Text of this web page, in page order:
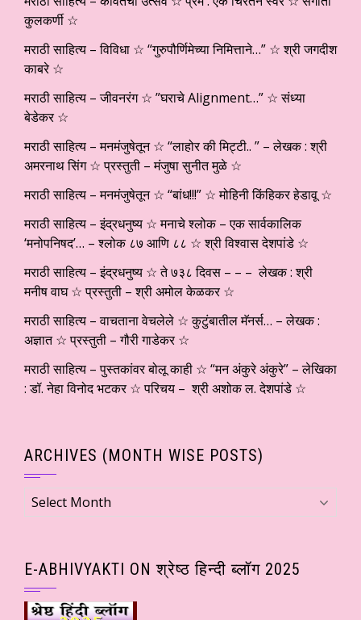
कुलकर्णी ☆
मराठी साहित्य – विविधा ☆ “गुरुपौर्णिमेच्या निमित्ताने…” ☆ श्री जगदीश
काबरे ☆
मराठी साहित्य – जीवनरंग ☆ ”घराचे Alignment…” ☆ संध्या
बेडेकर ☆
मराठी साहित्य – मनमंजुषेतून ☆ “लाहोर की मिट्टी.. ” – लेखक : श्री
अमरनाथ सिंग ☆ प्रस्तुती – मंजुषा सुनीत मुळे ☆
मराठी साहित्य – मनमंजुषेतून ☆ “बांध!!!” ☆ मोहिनी किंहिकर हेडावू ☆
मराठी साहित्य – इंद्रधनुष्य ☆ मनाचे श्लोक – एक सार्वकालिक
‘मनोपनिषद’… – श्लोक ८७ आणि ८८ ☆ श्री विश्वास देशपांडे ☆
मराठी साहित्य – इंद्रधनुष्य ☆ ते ७३८ दिवस – – – लेखक : श्री
मनीष वाघ ☆ प्रस्तुती – श्री अमोल केळकर ☆
मराठी साहित्य – वाचताना वेचलेले ☆ कुटुंबातील मॅनर्स… – लेखक :
अज्ञात ☆ प्रस्तुती – गौरी गाडेकर ☆
मराठी साहित्य – पुस्तकांवर बोलू काही ☆ “मन अंकुरे अंकुरे” – लेखिका
: डॉ. नेहा विनोद भटकर ☆ परिचय – श्री अशोक ल. देशपांडे ☆
ARCHIVES (MONTH WISE POSTS)
Archives
(Month
E-ABHIVYAKTI ON श्रेष्ठ हिन्दी ब्लॉग 2025